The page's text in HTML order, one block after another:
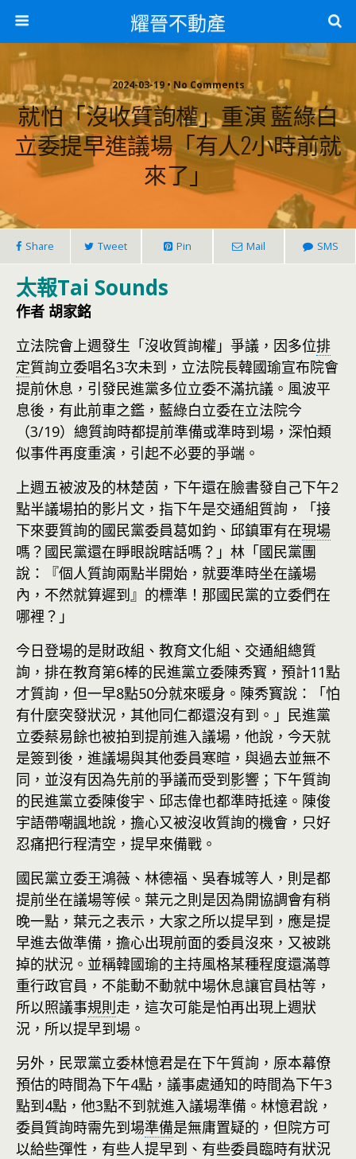
耀晉不動產
2024-03-19 • No Comments
就怕「沒收質詢權」重演 藍綠白
立委提早進議場「有人2小時前就
來了」
Share Tweet Pin Mail SMS
太報Tai Sounds
作者 胡家銘
立法院會上週發生「沒收質詢權」爭議，因多位排
定質詢立委唱名3次未到，立法院長韓國瑜宣布院會
提前休息，引發民進黨多位立委不滿抗議。風波平
息後，有此前車之鑑，藍綠白立委在立法院今
（3/19）總質詢時都提前準備或準時到場，深怕類
似事件再度重演，引起不必要的爭端。
上週五被波及的林楚茵，下午還在臉書發自己下午2
點半議場拍的影片文，指下午是交通組質詢，「接
下來要質詢的國民黨委員葛如鈞、邱鎮軍有在現場
嗎？國民黨還在睜眼說瞎話嗎？」林「國民黨團
說：『個人質詢兩點半開始，就要準時坐在議場
內，不然就算遲到』的標準！那國民黨的立委們在
哪裡？」
今日登場的是財政組、教育文化組、交通組總質
詢，排在教育第6棒的民進黨立委陳秀寳，預計11點
才質詢，但一早8點50分就來暖身。陳秀寳說：「怕
有什麼突發狀況，其他同仁都還沒有到。」民進黨
立委蔡易餘也被拍到提前進入議場，他說，今天就
是簽到後，進議場與其他委員寒暄，與過去並無不
同，並沒有因為先前的爭議而受到影響 ；下午質詢
的民進黨立委陳俊宇、邱志偉也都準時抵達。陳俊
宇語帶嘲諷地說，擔心又被沒收質詢的機會，只好
忍痛把行程清空，提早來備戰。
國民黨立委王鴻薇、林德福、吳春城等人，則是都
提前坐在議場等候。葉元之則是因為開協調會有稍
晚一點，葉元之表示，大家之所以提早到，應是提
早進去做準備，擔心出現前面的委員沒來，又被跳
掉的狀況。並稱韓國瑜的主持風格某種程度還滿尊
重行政官員，不能動不動就中場休息讓官員枯等，
所以照議事規則走，這次可能是怕再出現上週狀
況，所以提早到場。
另外，民眾黨立委林憶君是在下午質詢，原本幕僚
預估的時間為下午4點，議事處通知的時間為下午3
點到4點，他3點不到就進入議場準備。林憶君說，
委員質詢時需先到場準備是無庸置疑的，但院方可
以給些彈性，有些人提早到、有些委員臨時有狀況